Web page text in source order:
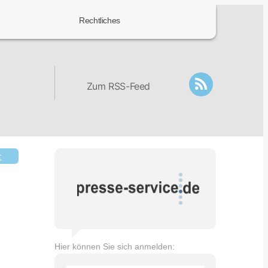
Rechtliches
Zum RSS-Feed
Hier können Sie sich anmelden: